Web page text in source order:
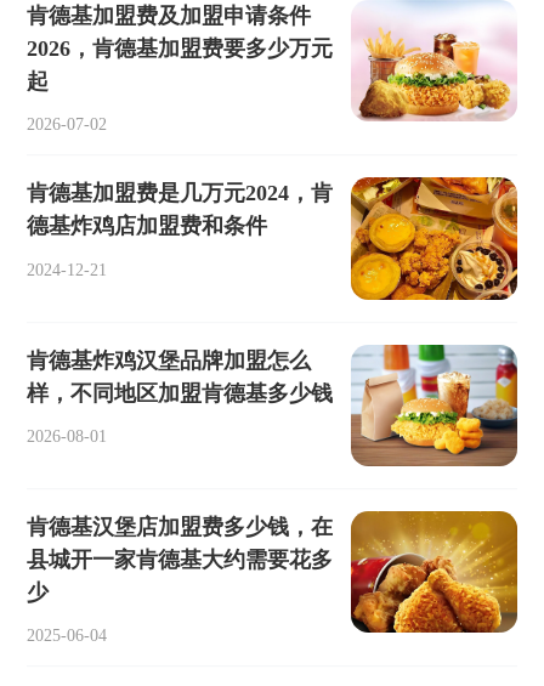
肯德基加盟费及加盟申请条件
2026，肯德基加盟费要多少万元
起
2026-07-02
肯德基加盟费是几万元2024，肯
德基炸鸡店加盟费和条件
2024-12-21
肯德基炸鸡汉堡品牌加盟怎么
样，不同地区加盟肯德基多少钱
2026-08-01
肯德基汉堡店加盟费多少钱，在
县城开一家肯德基大约需要花多
少
2025-06-04